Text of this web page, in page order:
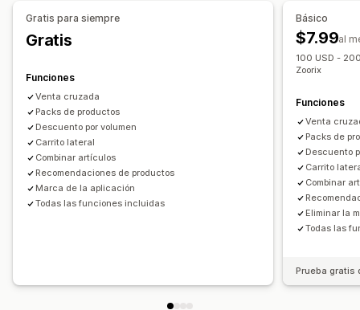
Precios que puedes fijar
Precios por niveles
Descuentos
Descuentos porcentuales
Descuentos en el carrito BOGO
Precios al por mayor
Recomendaciones de productos
Compras conjuntas frecuentes
Descuentos por cantidad
Descuentos por niveles
Informes y estadísticas
Tasas de conversión
Gratis para siempre
Gratis
Funciones
Venta cruzada
Packs de productos
Descuento por volumen
Carrito lateral
Combinar artículos
Recomendaciones de productos
Marca de la aplicación
Todas las funciones incluidas
Básico
$7.99al
100 USD -
Zoorix
Funciones
Venta
Packs de
Descuento
Carrito
Combinar
Eliminar la
Todas las
Prueba gratis